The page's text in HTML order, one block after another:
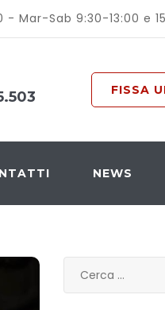
- Mar-Sab 9:30-13:00 e
FISSA
NEWS